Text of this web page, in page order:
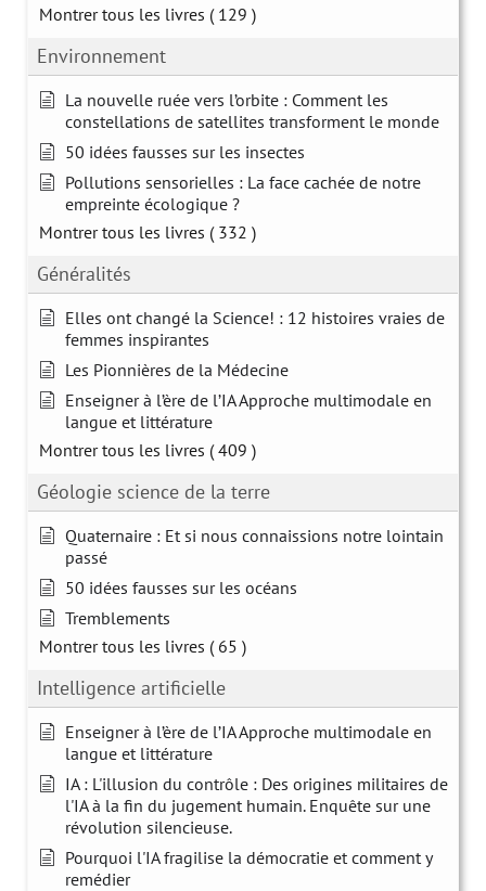
Montrer tous les livres ( 129 )
Environnement
La nouvelle ruée vers l’orbite : Comment les
constellations de satellites transforment le monde
50 idées fausses sur les insectes
Pollutions sensorielles : La face cachée de notre
empreinte écologique ?
Montrer tous les livres ( 332 )
Généralités
Elles ont changé la Science! : 12 histoires vraies de
femmes inspirantes
Les Pionnières de la Médecine
Enseigner à l’ère de l’IA Approche multimodale en
langue et littérature
Montrer tous les livres ( 409 )
Géologie science de la terre
Quaternaire : Et si nous connaissions notre lointain
passé
50 idées fausses sur les océans
Tremblements
Montrer tous les livres ( 65 )
Intelligence artificielle
Enseigner à l’ère de l’IA Approche multimodale en
langue et littérature
IA : L'illusion du contrôle : Des origines militaires de
l'IA à la fin du jugement humain. Enquête sur une
révolution silencieuse.
Pourquoi l'IA fragilise la démocratie et comment y
remédier